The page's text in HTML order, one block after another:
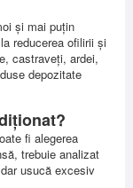
și mai puțin
reducerea ofilirii și
castraveți, ardei,
depozitate
fi alegerea
trebuie analizat
usucă excesiv